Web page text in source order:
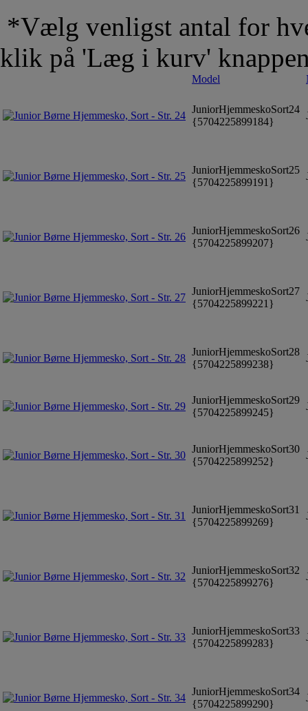
*Vælg venligst antal for
klik på 'Læg i kurv'
Model
JuniorHjemmeskoSort24
{5704225899184}
JuniorHjemmeskoSort25
{5704225899191}
JuniorHjemmeskoSort26
{5704225899207}
JuniorHjemmeskoSort27
{5704225899221}
JuniorHjemmeskoSort28
{5704225899238}
JuniorHjemmeskoSort29
{5704225899245}
JuniorHjemmeskoSort30
{5704225899252}
JuniorHjemmeskoSort31
{5704225899269}
JuniorHjemmeskoSort32
{5704225899276}
JuniorHjemmeskoSort33
{5704225899283}
JuniorHjemmeskoSort34
{5704225899290}